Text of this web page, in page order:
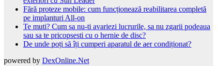
Fără proteze mobile: cum funcționează reabilitarea completă
pe implanturi All-on
Te muti? Cum sa nu-ti avariezi lucrurile, sa nu zgarii podeaua
sau sa te pricopsesti cu o hernie de disc?
De unde poți să îți cumperi aparatul de aer condiționat?
powered by DexOnline.Net